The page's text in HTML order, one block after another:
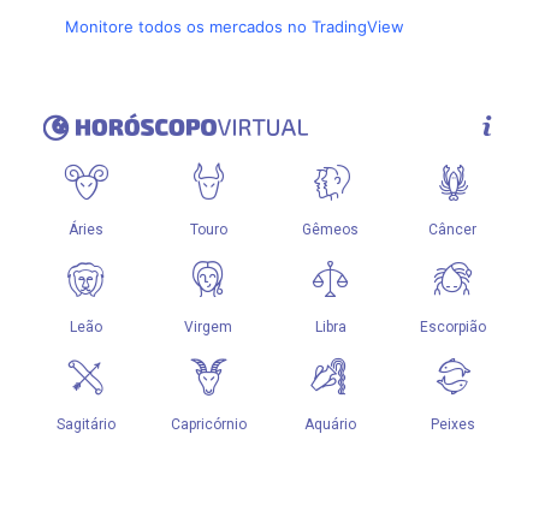
Monitore todos os mercados no TradingView